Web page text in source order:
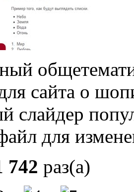
сайта о
слайдер
для
742 раз(а)